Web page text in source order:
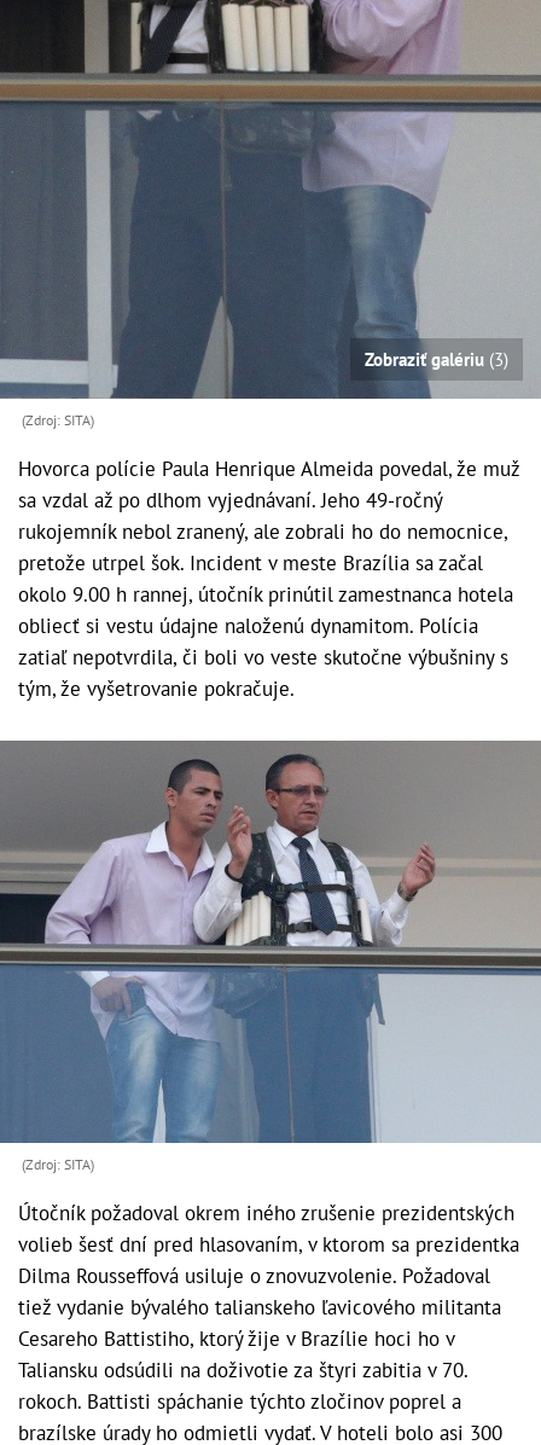
Zobraziť galériu (3)
(Zdroj: SITA)
Hovorca polície Paula Henrique Almeida povedal, že muž
sa vzdal až po dlhom vyjednávaní. Jeho 49-ročný
rukojemník nebol zranený, ale zobrali ho do nemocnice,
pretože utrpel šok. Incident v meste Brazília sa začal
okolo 9.00 h rannej, útočník prinútil zamestnanca hotela
obliecť si vestu údajne naloženú dynamitom. Polícia
zatiaľ nepotvrdila, či boli vo veste skutočne výbušniny s
tým, že vyšetrovanie pokračuje.
(Zdroj: SITA)
Útočník požadoval okrem iného zrušenie prezidentských
volieb šesť dní pred hlasovaním, v ktorom sa prezidentka
Dilma Rousseffová usiluje o znovuzvolenie. Požadoval
tiež vydanie bývalého talianskeho ľavicového militanta
Cesareho Battistiho, ktorý žije v Brazílie hoci ho v
Taliansku odsúdili na doživotie za štyri zabitia v 70.
rokoch. Battisti spáchanie týchto zločinov poprel a
brazílske úrady ho odmietli vydať. V hoteli bolo asi 300